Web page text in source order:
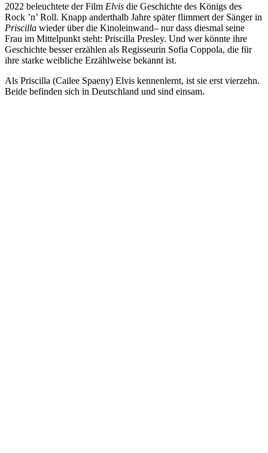
2022 beleuchtete der Film Elvis die Geschichte des Königs des
Rock ’n’ Roll. Knapp anderthalb Jahre später flimmert der Sänger in
Priscilla wieder über die Kinoleinwand– nur dass diesmal seine
Frau im Mittelpunkt steht: Priscilla Presley. Und wer könnte ihre
Geschichte besser erzählen als Regisseurin Sofia Coppola, die für
ihre starke weibliche Erzählweise bekannt ist.
Als Priscilla (Cailee Spaeny) Elvis kennenlernt, ist sie erst vierzehn.
Beide befinden sich in Deutschland und sind einsam.